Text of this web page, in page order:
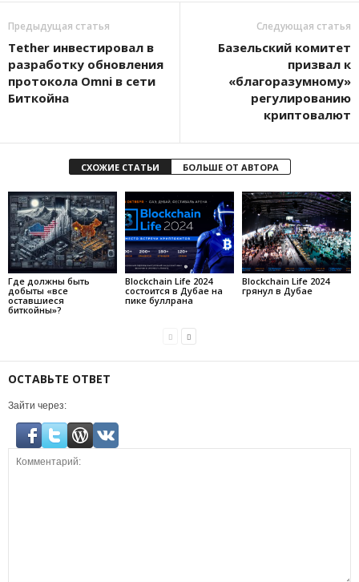
Предыдущая статья
Tether инвестировал в
разработку обновления
протокола Omni в сети
Биткойна
Следующая статья
Базельский комитет
призвал к
«благоразумному»
регулированию
криптовалют
СХОЖИЕ СТАТЬИ БОЛЬШЕ ОТ АВТОРА
Где должны быть
добыты «все
оставшиеся
биткойны»?
Blockchain Life 2024
состоится в Дубае на
пике буллрана
Blockchain Life 2024
грянул в Дубае
ОСТАВЬТЕ ОТВЕТ
Зайти через: